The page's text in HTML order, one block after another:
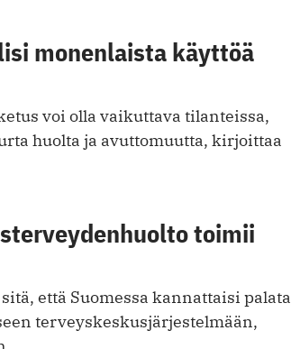
monenlaista käyttöä
voi olla vaikuttava tilanteissa,
huolta ja avuttomuutta, kirjoittaa
toimii
että Suomessa kannattaisi palata
terveyskeskusjärjestelmään,